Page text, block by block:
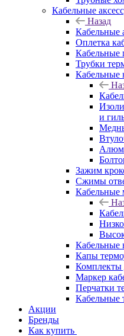
Кабельные
Назад
Кабельные
Оплетка
Кабельные
Трубки
Кабельные
и
Зажим
Сжимы
Кабельные
Кабельные
Капы
Комплекты
Маркер
Перчатки
Кабельные
Акции
Бренды
Как купить